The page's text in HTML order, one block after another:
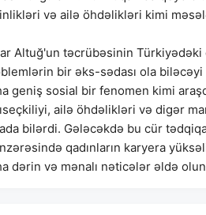
və ailə öhdəlikləri kimi
Altuğ'un təcrübəsinin Türkiyədəki
bir əks-sədası ola
geniş sosial bir fenomen kimi
ailə öhdəlikləri və digər
bilərdi. Gələcəkdə bu cür
qadınların karyera
dərin və mənalı nəticələr əldə